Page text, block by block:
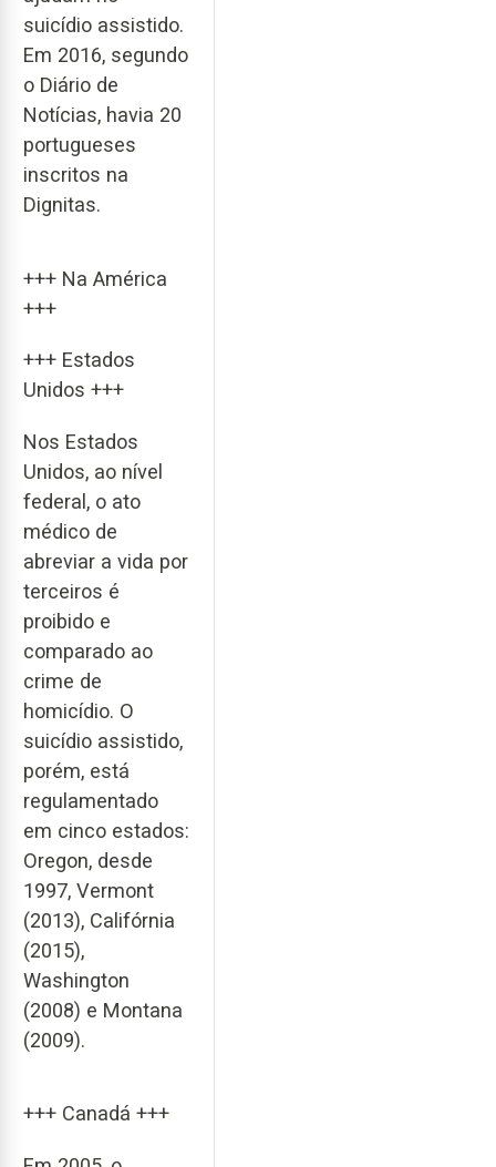
suicídio assistido.
Em 2016, segundo
o Diário de
Notícias, havia 20
portugueses
inscritos na
Dignitas.
+++ Na América
+++
+++ Estados
Unidos +++
Nos Estados
Unidos, ao nível
federal, o ato
médico de
abreviar a vida por
terceiros é
proibido e
comparado ao
crime de
homicídio. O
suicídio assistido,
porém, está
regulamentado
em cinco estados:
Oregon, desde
1997, Vermont
(2013), Califórnia
(2015),
Washington
(2008) e Montana
(2009).
+++ Canadá +++